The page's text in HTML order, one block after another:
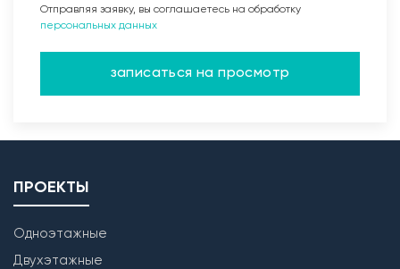
Отправляя заявку, вы соглашаетесь на обработку
персональных данных
записаться на просмотр
ПРОЕКТЫ
Одноэтажные
Двухэтажные